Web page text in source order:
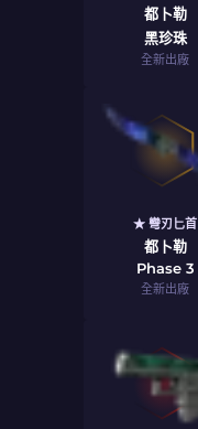
都卜勒
黑珍珠
全新出廠
★ 彎刃匕首
都卜勒
Phase 3
全新出廠